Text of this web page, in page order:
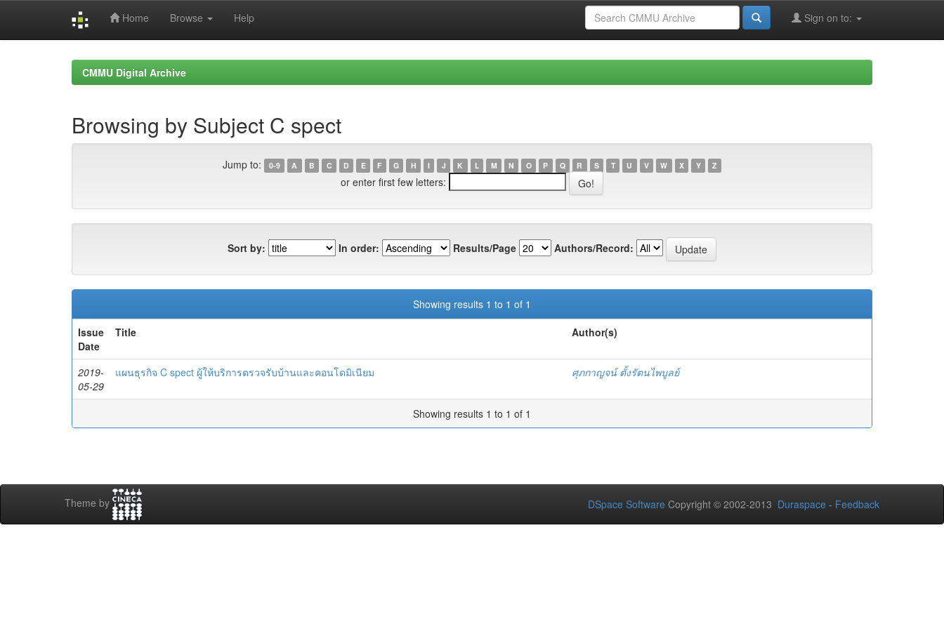
Home Browse Help Sign on to:
CMMU Digital Archive
Browsing by Subject C spect
Jump to: 0-9 A B C D E F G H I J K L M N O P Q R S T U V W X Y Z
or enter first few letters:
Sort by: In order: Results/Page Authors/Record:
Showing results 1 to 1 of 1
Issue
Date
Title Author(s)
2019-
05-29
แผนธุรกิจ C spect ผู้ให้บริการตรวจรับบ้านและคอนโดมิเนียม ศุภกาญจน์ ตั้งรัตนไพบูลย์
Showing results 1 to 1 of 1
Theme by DSpace Software Copyright © 2002-2013 Duraspace - Feedback